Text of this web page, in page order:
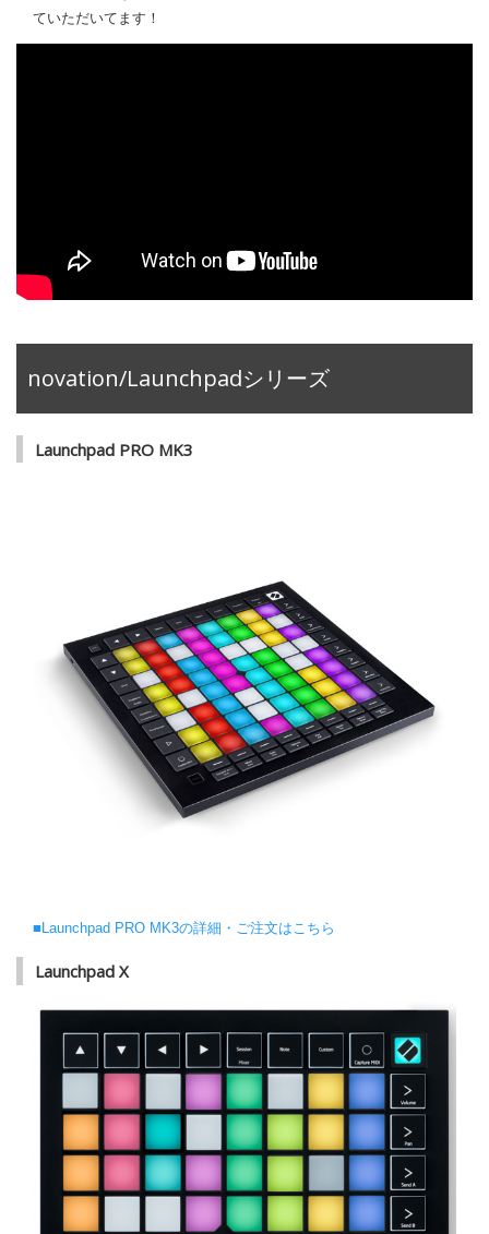
ていただいてます！
novation/Launchpadシリーズ
Launchpad PRO MK3
■Launchpad PRO MK3の詳細・ご注文はこちら
Launchpad X